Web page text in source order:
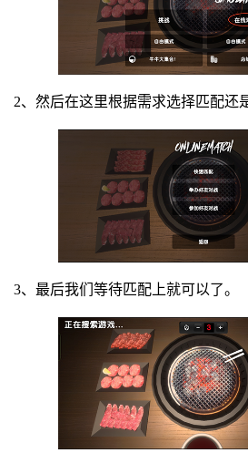
2、然后在这里根据需求选择匹配还
3、最后我们等待匹配上就可以了。